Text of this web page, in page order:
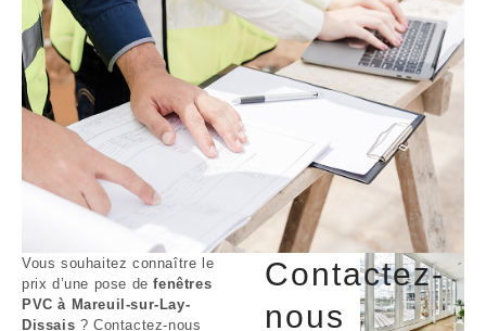
Contactez-
nous
Vous souhaitez connaître le
prix d’une pose defenêtres
PVC à Mareuil-sur-Lay-
Dissais ? Contactez-nous